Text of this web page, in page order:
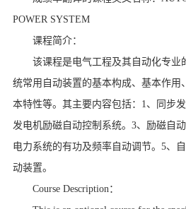
POWER SYSTEM
课程简介：
该课程是电气工程及其自动化专业
统常用自动装置的基本构成、基本作用
本特性等。其主要内容包括：1、同步
发电机励磁自动控制系统。3、励磁自
电力系统的有功及频率自动调节。5、
动装置。
Course Description：